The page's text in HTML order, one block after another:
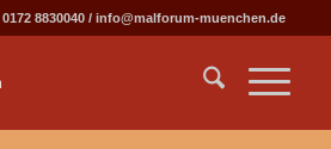
0172 8830040/ info@malforum-muenchen.de